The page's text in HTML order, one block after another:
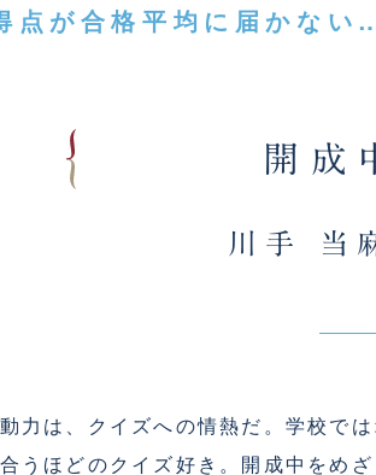
点が合格平均に届かな
開成
川手 当
力は、クイズへの情熱だ。学校で
うほどのクイズ好き。開成中をめ